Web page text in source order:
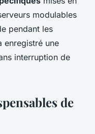
modulables
pendant les
enregistré une
interruption de
de